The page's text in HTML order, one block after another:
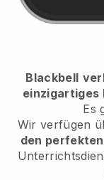
Blackbell
einzigartiges
Es
Wir verfügen
den